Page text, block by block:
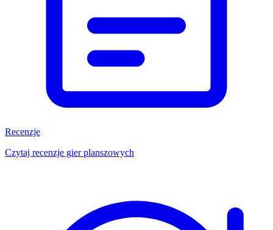
Recenzje
Czytaj recenzje gier planszowych